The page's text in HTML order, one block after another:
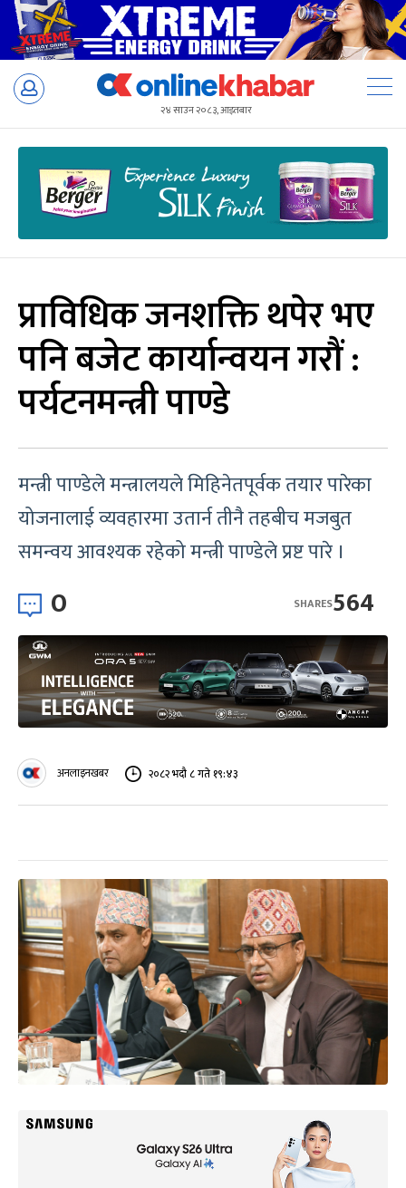
Skip
२४ साउन २०८३, आइतबार
प्राविधिक जनशक्ति थपेर भए
पनि बजेट कार्यान्वयन गरौं :
पर्यटनमन्त्री पाण्डे
मन्त्री पाण्डेले मन्त्रालयले मिहिनेतपूर्वक तयार पारेका
योजनालाई व्यवहारमा उतार्न तीनै तहबीच मजबुत
समन्वय आवश्यक रहेको मन्त्री पाण्डेले प्रष्ट पारे ।
0 564
SHARES
अनलाइनखबर २०८२ भदौ ८ गते १९:४३